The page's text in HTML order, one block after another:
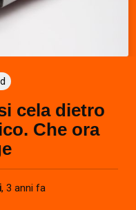
cela dietro
Che ora
, 3 anni fa